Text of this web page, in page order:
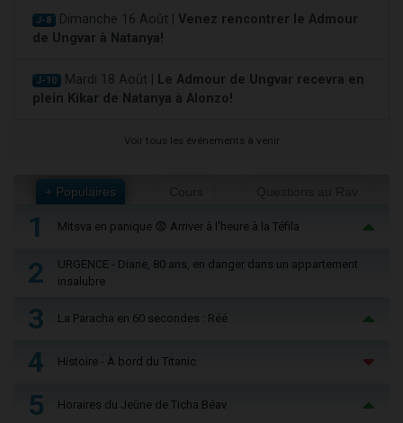
J-8 Dimanche 16 Août | Venez rencontrer le Admour
de Ungvar à Natanya!
J-10 Mardi 18 Août |
Le Admour de Ungvar recevra en
plein Kikar de Natanya à Alonzo!
Voir tous les événements à venir
+ Populaires
1 Mitsva en panique 😨 Arriver à l'heure à la Téfila
2
URGENCE - Diane, 80 ans, en danger dans un appartement
insalubre
3 La Paracha en 60 secondes : Réé
4 Histoire - À bord du Titanic
5 Horaires du Jeûne de Ticha Béav